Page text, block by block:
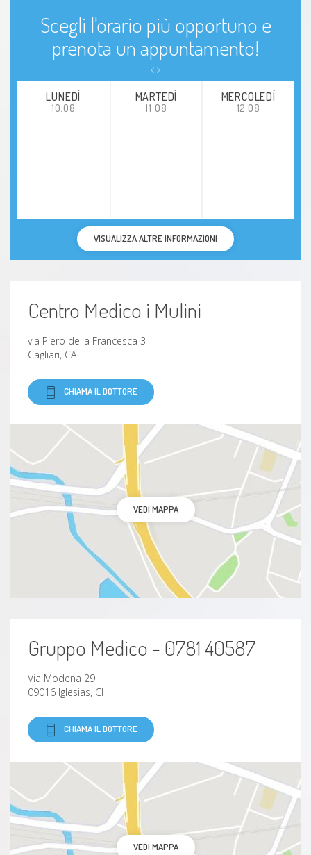
Scegli l'orario più opportuno e
prenota un appuntamento!
LUNEDÍ
10.08
MARTEDÌ
11.08
MERCOLEDÌ
12.08
VISUALIZZA ALTRE INFORMAZIONI
Centro Medico i Mulini
via Piero della Francesca 3
Cagliari, CA
CHIAMA IL DOTTORE
VEDI MAPPA
Gruppo Medico - 0781 40587
Via Modena 29
09016 Iglesias, CI
CHIAMA IL DOTTORE
VEDI MAPPA